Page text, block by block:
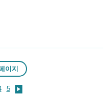
이지
5 ▶